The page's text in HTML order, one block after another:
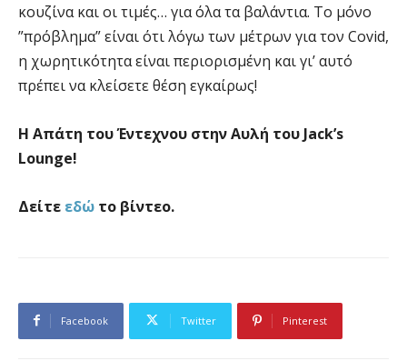
κουζίνα και οι τιμές… για όλα τα βαλάντια. Το μόνο
”πρόβλημα” είναι ότι λόγω των μέτρων για τον Covid,
η χωρητικότητα είναι περιορισμένη και γι’ αυτό
πρέπει να κλείσετε θέση εγκαίρως!
Η Απάτη του Έντεχνου στην Αυλή του Jack’s
Lounge!
Δείτε εδώ το βίντεο.
Facebook Twitter Pinterest